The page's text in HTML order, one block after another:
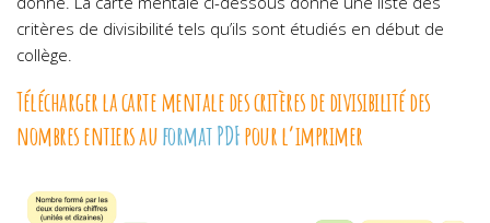
critères de divisibilité tels qu’ils sont étudiés en début de
collège.
Télécharger la carte mentale des critères de divisibilité des
nombres entiers auformat PDFpour l’imprimer